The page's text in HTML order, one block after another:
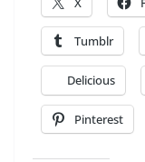
Tumblr
Delicious
Pinterest